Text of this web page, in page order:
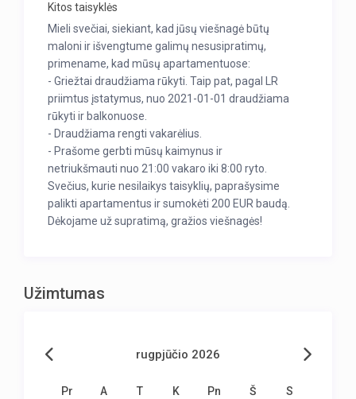
Kitos taisyklės
Mieli svečiai, siekiant, kad jūsų viešnagė būtų
maloni ir išvengtume galimų nesusipratimų,
primename, kad mūsų apartamentuose:
- Griežtai draudžiama rūkyti. Taip pat, pagal LR
priimtus įstatymus, nuo 2021-01-01 draudžiama
rūkyti ir balkonuose.
- Draudžiama rengti vakarėlius.
- Prašome gerbti mūsų kaimynus ir
netriukšmauti nuo 21:00 vakaro iki 8:00 ryto.
Svečius, kurie nesilaikys taisyklių, paprašysime
palikti apartamentus ir sumokėti 200 EUR baudą.
Dėkojame už supratimą, gražios viešnagės!
Užimtumas
rugpjūčio 2026
Pr A T K Pn Š S